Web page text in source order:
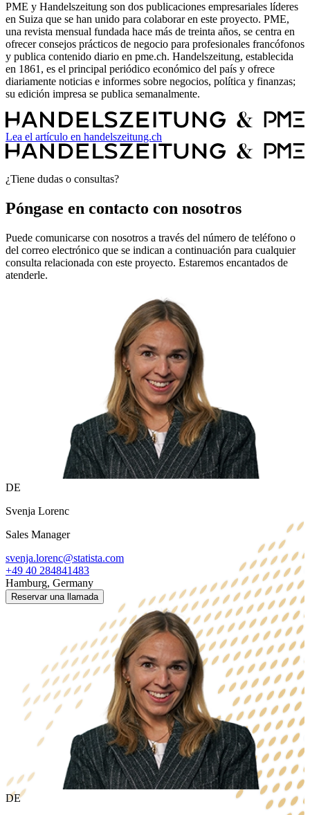
PME y Handelszeitung son dos publicaciones empresariales líderes
en Suiza que se han unido para colaborar en este proyecto. PME,
una revista mensual fundada hace más de treinta años, se centra en
ofrecer consejos prácticos de negocio para profesionales francófonos
y publica contenido diario en pme.ch. Handelszeitung, establecida
en 1861, es el principal periódico económico del país y ofrece
diariamente noticias e informes sobre negocios, política y finanzas;
su edición impresa se publica semanalmente.
Lea el artículo en handelszeitung.ch
¿Tiene dudas o consultas?
Póngase en contacto con nosotros
Puede comunicarse con nosotros a través del número de teléfono o
del correo electrónico que se indican a continuación para cualquier
consulta relacionada con este proyecto. Estaremos encantados de
atenderle.
DE
Svenja Lorenc
Sales Manager
svenja.lorenc@statista.com
+49 40 284841483
Hamburg, Germany
Reservar una llamada
DE